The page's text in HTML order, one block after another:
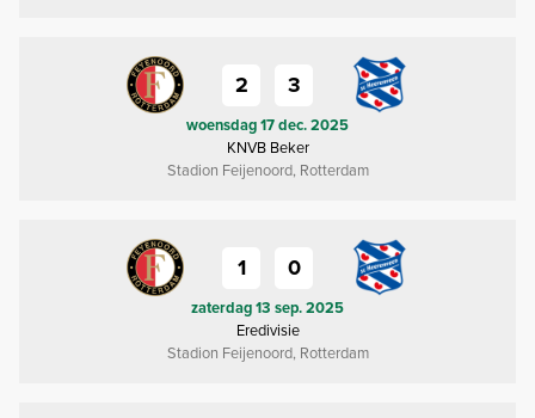
2 3
woensdag 17 dec. 2025
KNVB Beker
Stadion Feijenoord, Rotterdam
1 0
zaterdag 13 sep. 2025
Eredivisie
Stadion Feijenoord, Rotterdam